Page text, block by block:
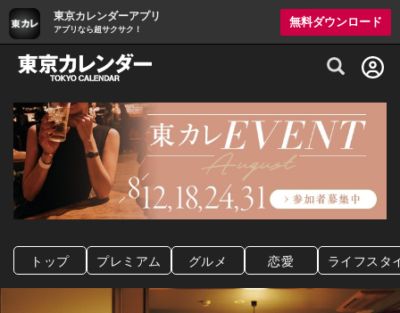
東京カレンダーアプリ
アプリなら超サクサク！
無料ダウンロード
グルメ情報・プレミアムレストラン予約
トップ プレミアム グルメ 恋愛 ライフスタ